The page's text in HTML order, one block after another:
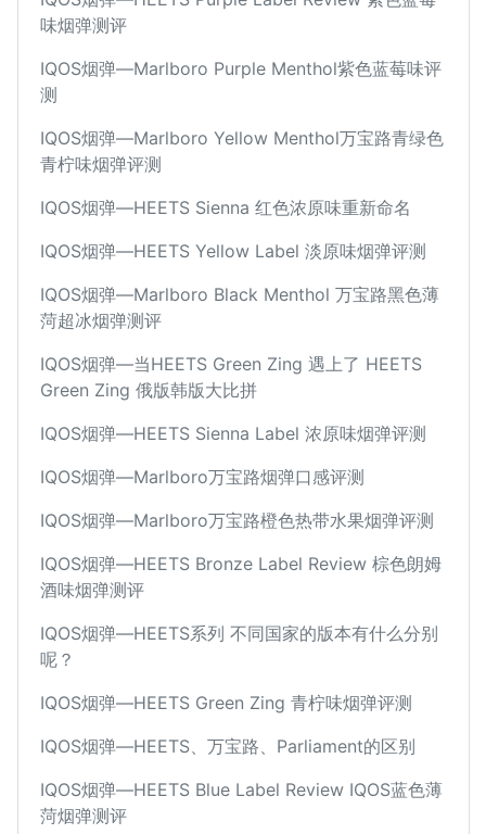
味烟弹测评
IQOS烟弹—Marlboro Purple Menthol紫色蓝莓味评
测
IQOS烟弹—Marlboro Yellow Menthol万宝路青绿色
青柠味烟弹评测
IQOS烟弹—HEETS Sienna 红色浓原味重新命名
IQOS烟弹—HEETS Yellow Label 淡原味烟弹评测
IQOS烟弹—Marlboro Black Menthol 万宝路黑色薄
菏超冰烟弹测评
IQOS烟弹—当HEETS Green Zing 遇上了 HEETS
Green Zing 俄版韩版大比拼
IQOS烟弹—HEETS Sienna Label 浓原味烟弹评测
IQOS烟弹—Marlboro万宝路烟弹口感评测
IQOS烟弹—Marlboro万宝路橙色热带水果烟弹评测
IQOS烟弹—HEETS Bronze Label Review 棕色朗姆
酒味烟弹测评
IQOS烟弹—HEETS系列 不同国家的版本有什么分别
呢？
IQOS烟弹—HEETS Green Zing 青柠味烟弹评测
IQOS烟弹—HEETS、万宝路、Parliament的区别
IQOS烟弹—HEETS Blue Label Review IQOS蓝色薄
菏烟弹测评